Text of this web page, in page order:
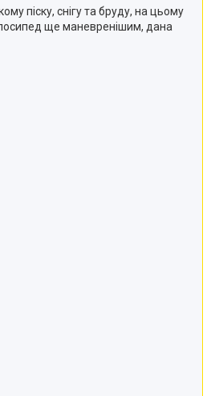
піску, снігу та бруду, на цьому
ще маневренішим, дана